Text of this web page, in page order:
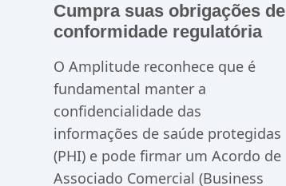
Cumpra suas obrigações de
conformidade regulatória
O Amplitude reconhece que é
fundamental manter a
confidencialidade das
informações de saúde protegidas
(PHI) e pode firmar um Acordo de
Associado Comercial (Business